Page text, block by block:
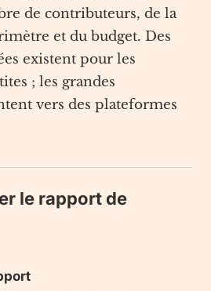
de contributeurs, de la
et du budget. Des
existent pour les
; les grandes
vers des plateformes
le rapport de